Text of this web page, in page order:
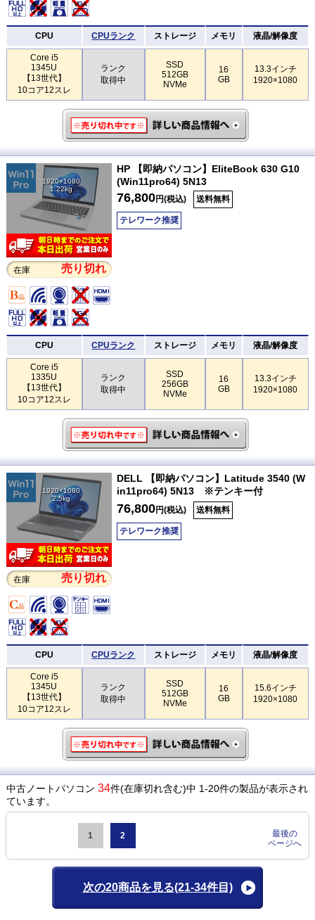
CPU CPUランク ストレージ メモリ 液晶/解像度
Core i5
1345U
【13世代】
10コア12スレ
ランク
取得中
SSD
512GB
NVMe
16
GB
13.3インチ
1920×1080
1920×1080
1.22kg
在庫 売り切れ
HP 【即納パソコン】EliteBook 630 G10
(Win11pro64) 5N13
76,800円(税込) 送料無料
テレワーク推奨
CPU CPUランク ストレージ メモリ 液晶/解像度
Core i5
1335U
【13世代】
10コア12スレ
ランク
取得中
SSD
256GB
NVMe
16
GB
13.3インチ
1920×1080
1920×1080
2.5kg
在庫 売り切れ
DELL 【即納パソコン】Latitude 3540 (W
in11pro64) 5N13 ※テンキー付
76,800円(税込) 送料無料
テレワーク推奨
CPU CPUランク ストレージ メモリ 液晶/解像度
Core i5
1345U
【13世代】
10コア12スレ
ランク
取得中
SSD
512GB
NVMe
16
GB
15.6インチ
1920×1080
中古ノートパソコン 34件(在庫切れ含む)中 1-20件の製品が表示され
ています。
1 2
最後の
ページへ
次の20商品を見る(21-34件目)